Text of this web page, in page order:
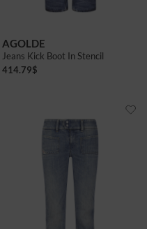
AGOLDE
Jeans Kick Boot In Stencil
414.79$